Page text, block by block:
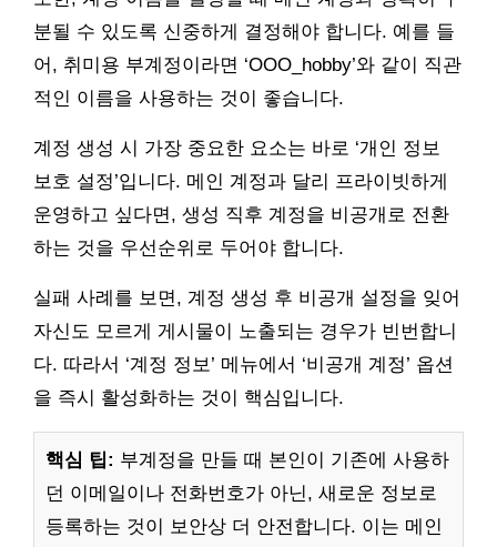
분될 수 있도록 신중하게 결정해야 합니다. 예를 들
어, 취미용 부계정이라면 ‘OOO_hobby’와 같이 직관
적인 이름을 사용하는 것이 좋습니다.
계정 생성 시 가장 중요한 요소는 바로 ‘개인 정보
보호 설정’입니다. 메인 계정과 달리 프라이빗하게
운영하고 싶다면, 생성 직후 계정을 비공개로 전환
하는 것을 우선순위로 두어야 합니다.
실패 사례를 보면, 계정 생성 후 비공개 설정을 잊어
자신도 모르게 게시물이 노출되는 경우가 빈번합니
다. 따라서 ‘계정 정보’ 메뉴에서 ‘비공개 계정’ 옵션
을 즉시 활성화하는 것이 핵심입니다.
핵심 팁: 부계정을 만들 때 본인이 기존에 사용하
던 이메일이나 전화번호가 아닌, 새로운 정보로
등록하는 것이 보안상 더 안전합니다. 이는 메인